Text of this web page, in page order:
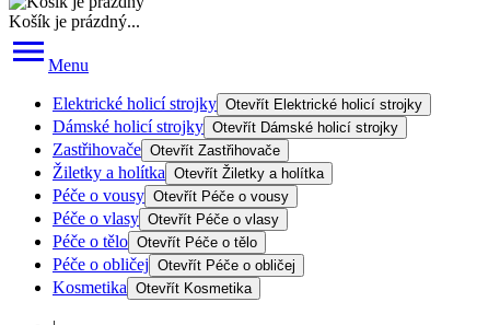
Košík je prázdný...
Menu
Elektrické holicí strojky Otevřít Elektrické holicí strojky
Dámské holicí strojky Otevřít Dámské holicí strojky
Zastřihovače Otevřít Zastřihovače
Žiletky a holítka Otevřít Žiletky a holítka
Péče o vousy Otevřít Péče o vousy
Péče o vlasy Otevřít Péče o vlasy
Péče o tělo Otevřít Péče o tělo
Péče o obličej Otevřít Péče o obličej
Kosmetika Otevřít Kosmetika